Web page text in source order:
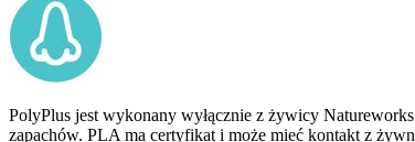
PolyPlus jest wykonany wyłącznie z żywicy
zapachów. PLA ma certyfikat i może mieć kontakt z